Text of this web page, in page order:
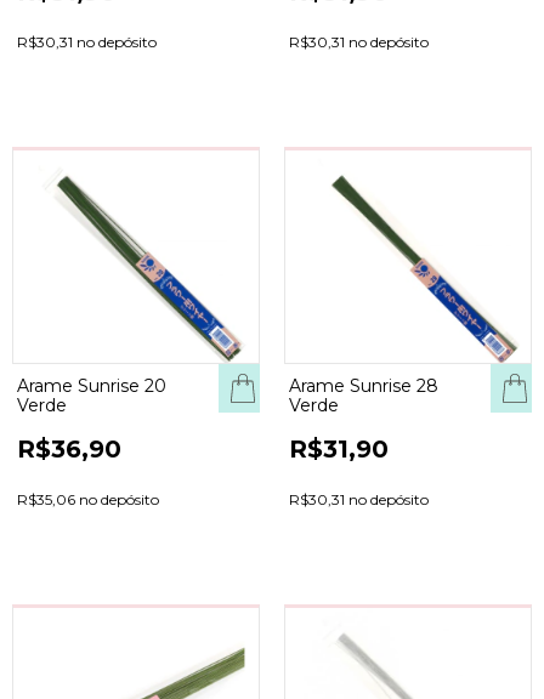
R$30,31 no depósito R$30,31 no depósito
Arame Sunrise 20
Verde
R$36,90
R$35,06 no depósito
Arame Sunrise 28
Verde
R$31,90
R$30,31 no depósito